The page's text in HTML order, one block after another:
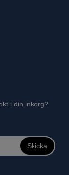
i din inkorg?
Skicka